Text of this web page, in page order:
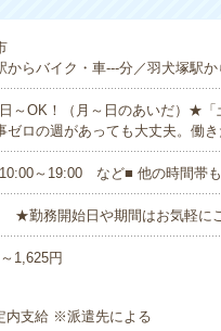
からバイク・車---分／羽犬塚駅
～OK！（月～日のあいだ）★
ロの週があっても大丈夫。働
～19:00 など■ 他の時間帯
★勤務開始日や期間はお気軽
1,625円
内支給 ※派遣先による